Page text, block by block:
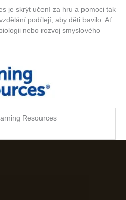
je skrýt učení za hru a pomoci tak
podílejí, aby děti bavilo. Ať
nebo rozvoj smyslového
Resources